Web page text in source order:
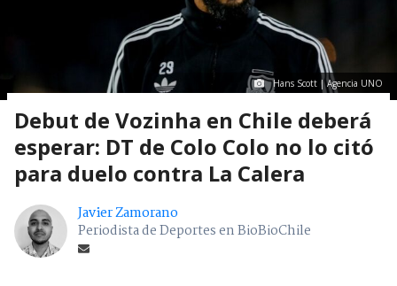
Hans Scott | Agencia UNO
Debut de Vozinha en Chile deberá
esperar: DT de Colo Colo no lo citó
para duelo contra La Calera
Javier Zamorano
Periodista de Deportes en BioBioChile